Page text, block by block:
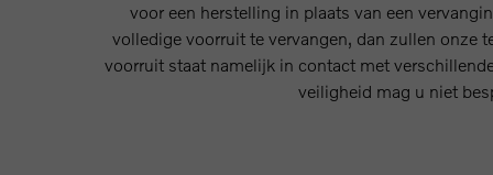
voor een herstelling in plaats van een
volledige voorruit te vervangen, dan zullen onze
voorruit staat namelijk in contact met
veiligheid mag u niet